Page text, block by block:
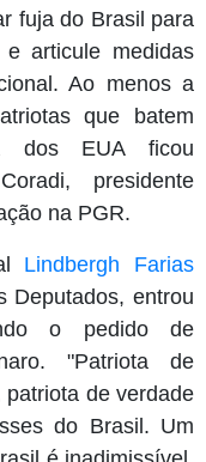
fuja do Brasil para
articule medidas
Ao menos a
que batem
dos EUA ficou
presidente
na PGR.
Lindbergh Farias
Deputados, entrou
o pedido de
"Patriota de
de verdade
do Brasil. Um